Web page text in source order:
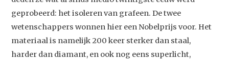
geprobeerd: het isoleren van grafeen. De twee
wetenschappers wonnen hier een Nobelprijs voor. Het
materiaal is namelijk 200 keer sterker dan staal,
harder dan diamant, en ook nog eens superlicht,